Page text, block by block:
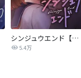
シンジュウエンド【タテヨミ】
5.4万